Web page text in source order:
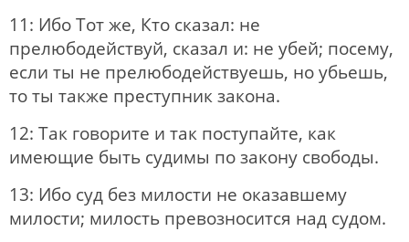
11: Ибо Тот же, Кто сказал: не
прелюбодействуй, сказал и: не убей; посему,
если ты не прелюбодействуешь, но убьешь,
то ты также преступник закона.
12: Так говорите и так поступайте, как
имеющие быть судимы по закону свободы.
13: Ибо суд без милости не оказавшему
милости; милость превозносится над судом.